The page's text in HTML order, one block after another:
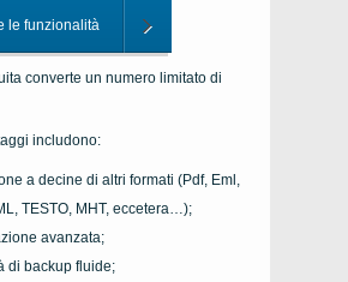
le funzionalità
converte un numero limitato di
includono:
a decine di altri formati (Pdf, Eml,
TESTO, MHT, eccetera…);
avanzata;
di backup fluide;